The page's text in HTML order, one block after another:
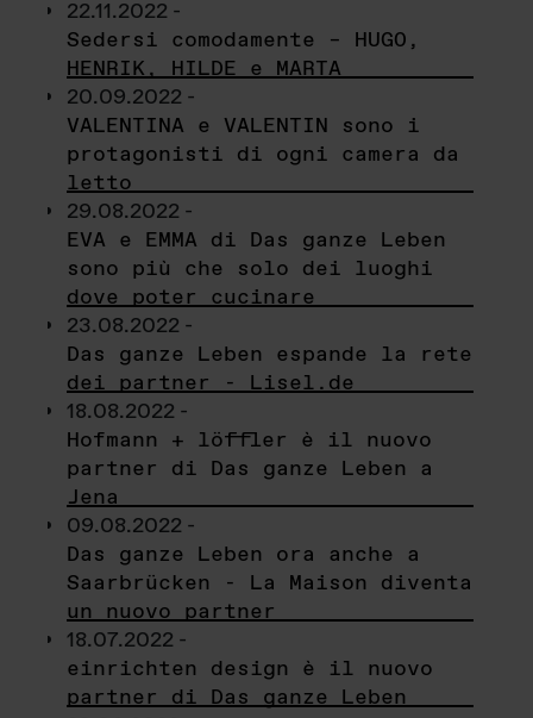
22.11.2022 -
Sedersi comodamente – HUGO,
HENRIK, HILDE e MARTA
20.09.2022 -
VALENTINA e VALENTIN sono i
protagonisti di ogni camera da
letto
29.08.2022 -
EVA e EMMA di Das ganze Leben
sono più che solo dei luoghi
dove poter cucinare
23.08.2022 -
Das ganze Leben espande la rete
dei partner - Lisel.de
18.08.2022 -
Hofmann + löffler è il nuovo
partner di Das ganze Leben a
Jena
09.08.2022 -
Das ganze Leben ora anche a
Saarbrücken - La Maison diventa
un nuovo partner
18.07.2022 -
einrichten design è il nuovo
partner di Das ganze Leben